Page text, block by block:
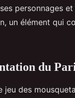
personnages
un élément qui
du
jeu des